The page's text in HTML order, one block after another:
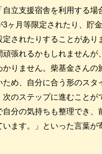
自立支援宿舎を利用する場
3ヶ月等限定されたり、貯
定されたりすることがあり
頑張れるかもしれませんが
りません。柴基金さんの
ため、自分に合う形のスタ
次のステップに進むことが
自分の気持ちも整理でき、
ます。」といった言葉が